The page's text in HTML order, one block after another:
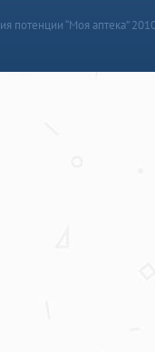
потенции “Моя аптека”